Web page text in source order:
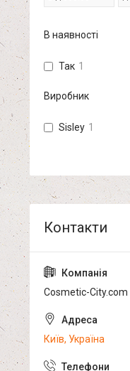
В наявності
Так 1
Виробник
Sisley 1
Cosmetic-City.com
Київ, Україна